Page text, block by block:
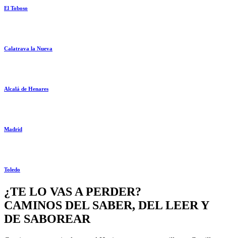
El Toboso
Calatrava la Nueva
Alcalá de Henares
Madrid
Toledo
¿TE LO VAS A PERDER?
CAMINOS DEL SABER, DEL LEER Y
DE SABOREAR